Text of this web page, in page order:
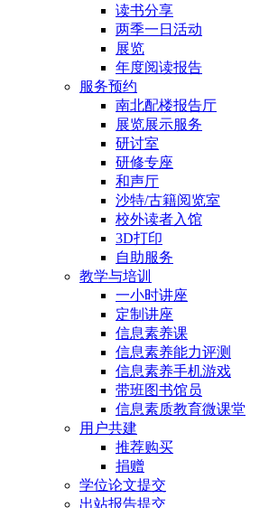
读书分享
两季一日活动
展览
年度阅读报告
服务预约
南北配楼报告厅
展览展示服务
研讨室
研修专座
和声厅
沙特/古籍阅览室
校外读者入馆
3D打印
自助服务
教学与培训
一小时讲座
定制讲座
信息素养课
信息素养能力评测
信息素养手机游戏
带班图书馆员
信息素质教育微课堂
用户共建
推荐购买
捐赠
学位论文提交
出站报告提交